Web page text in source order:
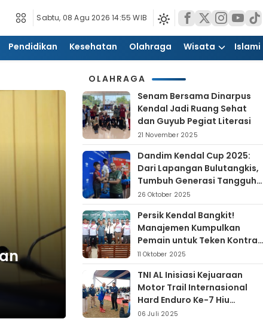
Sabtu, 08 Agu 2026 14:55 WIB
Pendidikan Kesehatan Olahraga Wisata Islami
OLAHRAGA
Senam Bersama Dinarpus
Kendal Jadi Ruang Sehat
dan Guyub Pegiat Literasi
21 November 2025
Dandim Kendal Cup 2025:
Dari Lapangan Bulutangkis,
Tumbuh Generasi Tangguh
dan Nasionalis
26 Oktober 2025
Persik Kendal Bangkit!
Manajemen Kumpulkan
Pemain untuk Teken Kontrak
Jelang Liga 4
11 Oktober 2025
TNI AL Inisiasi Kejuaraan
Motor Trail Internasional
Hard Enduro Ke-7 Hiu
Selatan
06 Juli 2025